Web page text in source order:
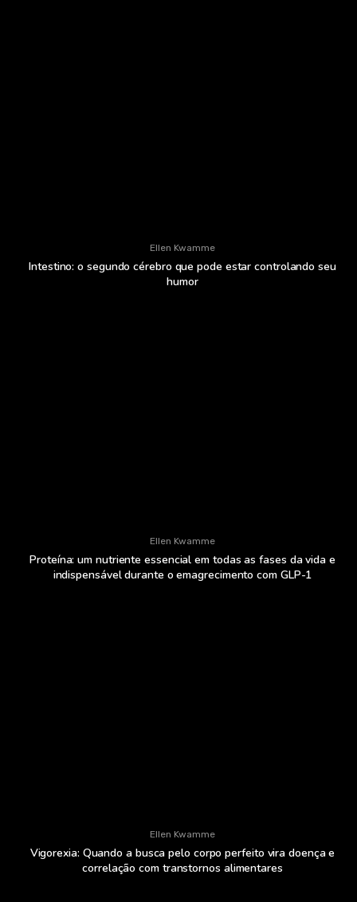
Ellen Kwamme
Intestino: o segundo cérebro que pode estar controlando seu
humor
Ellen Kwamme
Proteína: um nutriente essencial em todas as fases da vida e
indispensável durante o emagrecimento com GLP-1
Ellen Kwamme
Vigorexia: Quando a busca pelo corpo perfeito vira doença e
correlação com transtornos alimentares